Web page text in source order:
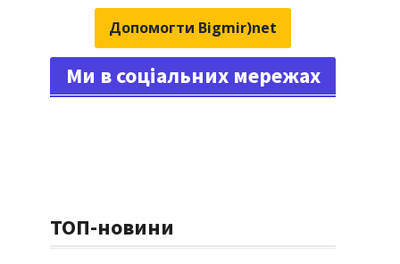
Допомогти Bigmir)net
Ми в соціальних мережах
ТОП-новини